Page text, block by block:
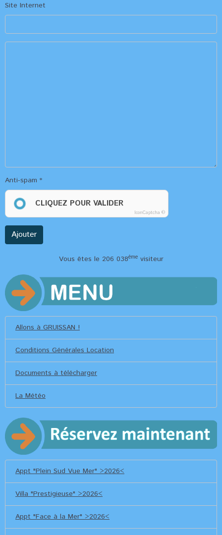
Site Internet
Anti-spam
CLIQUEZ POUR VALIDER
IconCaptcha ©
Ajouter
Vous êtes le 206 038èmevisiteur
Allons à GRUISSAN !
Conditions Générales Location
Documents à télécharger
La Météo
Appt "Plein Sud Vue Mer" >2026<
Villa "Prestigieuse" >2026<
Appt "Face à la Mer" >2026<